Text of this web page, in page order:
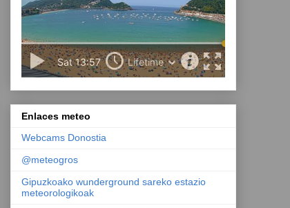
Enlaces meteo
Webcams Donostia
@meteogros
Gipuzkoako wunderground sareko estazio
meteorologikoak